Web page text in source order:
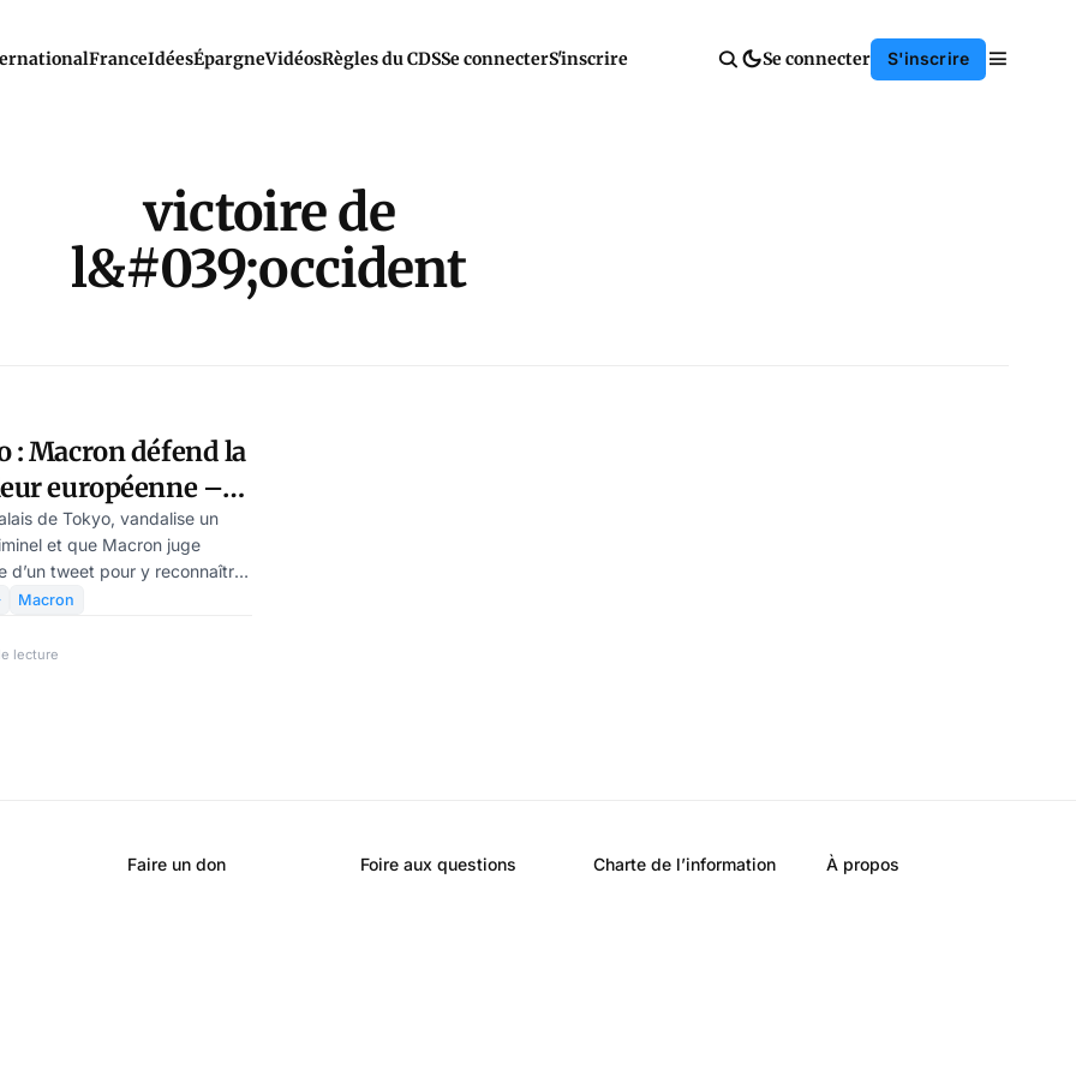
FranceIdéesÉpargneVidéosRègles du CDSSe connecterS'inscrire Se connecter S'inscrire
victoire de
l&#039;occident
: Macron défend la
européenne –
de Tokyo, vandalise un
et que Macron juge
d’un tweet pour y reconnaître
», il faut se demander de
condamne l’acte de
Macron
lecture
Faire un don Foire aux questions Charte de l’information À propos